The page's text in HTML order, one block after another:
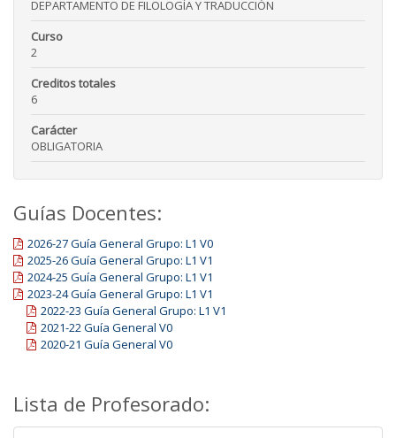
DEPARTAMENTO DE FILOLOGÍA Y TRADUCCIÓN
Curso
2
Creditos totales
6
Carácter
OBLIGATORIA
Guías Docentes:
2026-27 Guía General Grupo: L1 V0
2025-26 Guía General Grupo: L1 V1
2024-25 Guía General Grupo: L1 V1
2023-24 Guía General Grupo: L1 V1
2022-23 Guía General Grupo: L1 V1
2021-22 Guía General V0
2020-21 Guía General V0
Lista de Profesorado: